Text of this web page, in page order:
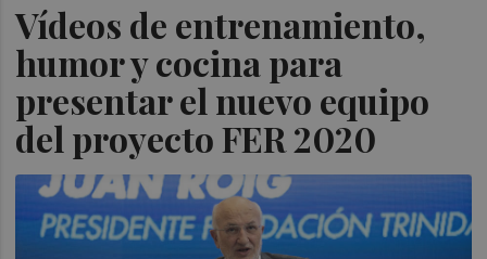
Vídeos de entrenamiento,
humor y cocina para
presentar el nuevo equipo
del proyecto FER 2020